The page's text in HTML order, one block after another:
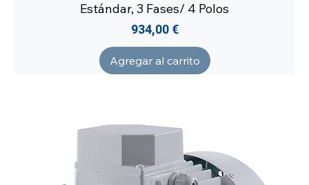
Estándar, 3 Fases/ 4 Polos
Precio
934,00 €
Agregar al carrito